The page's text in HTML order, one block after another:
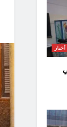
أخبار